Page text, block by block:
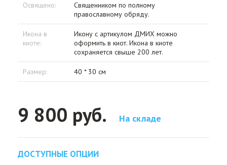
Освящено:
Священником по полному
православному обряду.
Икона в
киоте:
Икону с артикулом ДМИХ можно
оформить в киот. Икона в киоте
сохраняется свыше 200 лет.
Размер: 40 * 30 см
9 800 руб. На складе
ДОСТУПНЫЕ ОПЦИИ